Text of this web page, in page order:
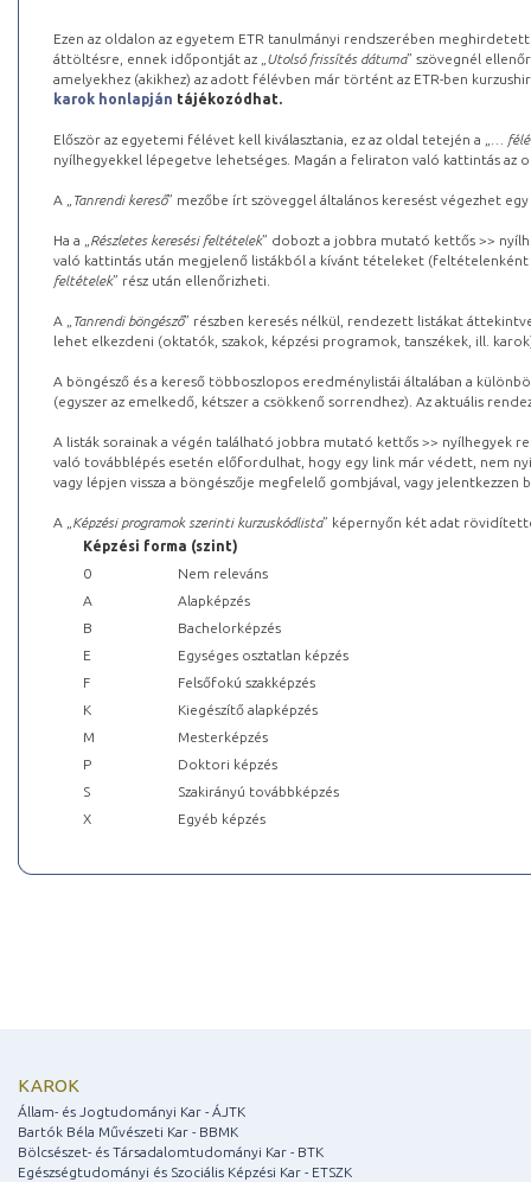
Ezen az oldalon az egyetem ETR tanulmányi rendszerében
áttöltésre, ennek időpontját az „ Utolsó frissítés dátuma” szövegnél
amelyekhez (akikhez) az adott félévben már történt az ETR-ben
karok honlapján tájékozódhat.
Először az egyetemi félévet kell kiválasztania, ez az oldal tetején a „
…
nyílhegyekkel lépegetve lehetséges. Magán a feliraton való kattintás az
A „ Tanrendi kereső” mezőbe írt szöveggel általános keresést végezhet
Ha a „ Részletes keresési feltételek” dobozt a jobbra mutató kettős >>
való kattintás után megjelenő listákból a kívánt tételeket (feltételenként
feltételek” rész után ellenőrizheti.
A „ Tanrendi böngésző” részben keresés nélkül, rendezett listákat
lehet elkezdeni (oktatók, szakok, képzési programok, tanszékek, ill.
A böngésző és a kereső többoszlopos eredménylistái általában a
(egyszer az emelkedő, kétszer a csökkenő sorrendhez). Az aktuális
A listák sorainak a végén található jobbra mutató kettős >> nyílhegyek
való továbblépés esetén előfordulhat, hogy egy link már védett, nem
vagy lépjen vissza a böngészője megfelelő gombjával, vagy
A „ Képzési programok szerinti kurzuskódlista” képernyőn két adat
Képzési forma (szint)
0
Nem releváns
A
Alapképzés
B
Bachelorképzés
E
Egységes osztatlan képzés
F
Felsőfokú szakképzés
K
Kiegészítő alapképzés
M
Mesterképzés
P
Doktori képzés
S
Szakirányú továbbképzés
X
Egyéb képzés
KAROK
Állam- és Jogtudományi Kar - ÁJTK
Bartók Béla Művészeti Kar - BBMK
Bölcsészet- és Társadalomtudományi Kar - BTK
Egészségtudományi és Szociális Képzési Kar - ETSZK